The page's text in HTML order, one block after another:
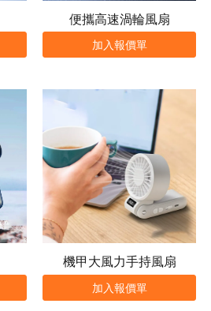
便攜高速渦輪風扇
加入報價單
機甲大風力手持風扇
加入報價單